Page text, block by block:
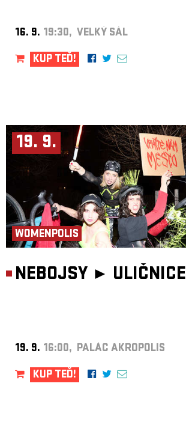
16. 9. 19:30, VELKÝ SÁL
KUP TEĎ!
19. 9.
WOMENPOLIS
NEBOJSY ► ULIČNICE
19. 9. 16:00, PALÁC AKROPOLIS
KUP TEĎ!